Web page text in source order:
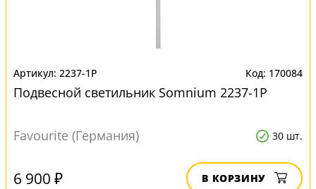
2237-1P 170084
Подвесной светильник Somnium 2237-1P
Favourite (Германия) 30 шт.
6 900 ₽ В КОРЗИНУ